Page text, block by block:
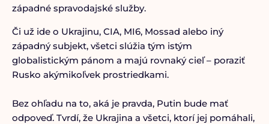
západné spravodajské služby.
Či už ide o Ukrajinu, CIA, MI6, Mossad alebo iný
západný subjekt, všetci slúžia tým istým
globalistickým pánom a majú rovnaký cieľ – poraziť
Rusko akýmikoľvek prostriedkami.
Bez ohľadu na to, aká je pravda, Putin bude mať
odpoveď. Tvrdí, že Ukrajina a všetci, ktorí jej pomáhali,